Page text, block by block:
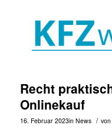
Recht
Onlinekauf
16. Februar 2023in News / von